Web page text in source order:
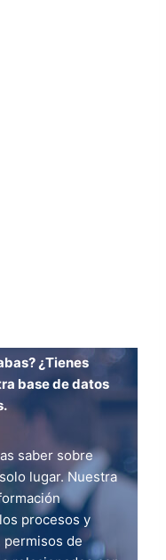
¿Tienes
base de datos
saber sobre
lugar. Nuestra
procesos y
permisos de